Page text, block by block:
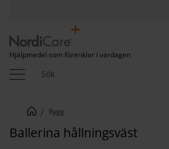
Hjälpmedel som förenklar i vardagen
Rygg
Ballerina hållningsväst